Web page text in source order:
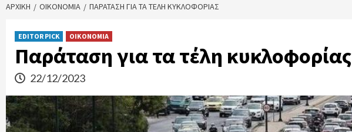
ΑΡΧΙΚΉ ΟΙΚΟΝΟΜΙΑ ΠΑΡΆΤΑΣΗ ΓΙΑ ΤΑ ΤΈΛΗ ΚΥΚΛΟΦΟΡΊΑΣ
EDITOR PICK ΟΙΚΟΝΟΜΙΑ
Παράταση για τα τέλη κυκλοφορίας
22/12/2023